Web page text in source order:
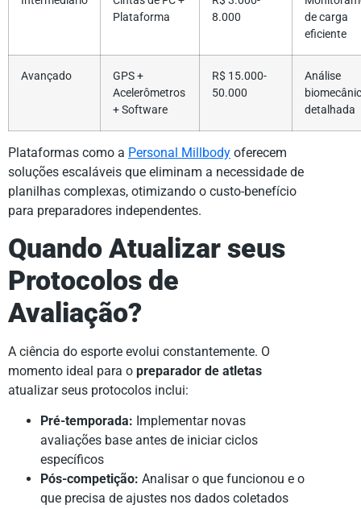
Plataforma
8.000
de carga
eficiente
Avançado
GPS +
Acelerômetros
+ Software
R$ 15.000-
50.000
Análise
detalhada
Plataformas como a Personal Millbody oferecem
soluções escaláveis que eliminam a necessidade de
planilhas complexas, otimizando o custo-benefício
para preparadores independentes.
Quando Atualizar seus
Protocolos de
Avaliação?
A ciência do esporte evolui constantemente. O
momento ideal para o preparador de atletas
atualizar seus protocolos inclui:
Pré-temporada: Implementar novas
avaliações base antes de iniciar ciclos
específicos
Pós-competição: Analisar o que funcionou e o
que precisa de ajustes nos dados coletados